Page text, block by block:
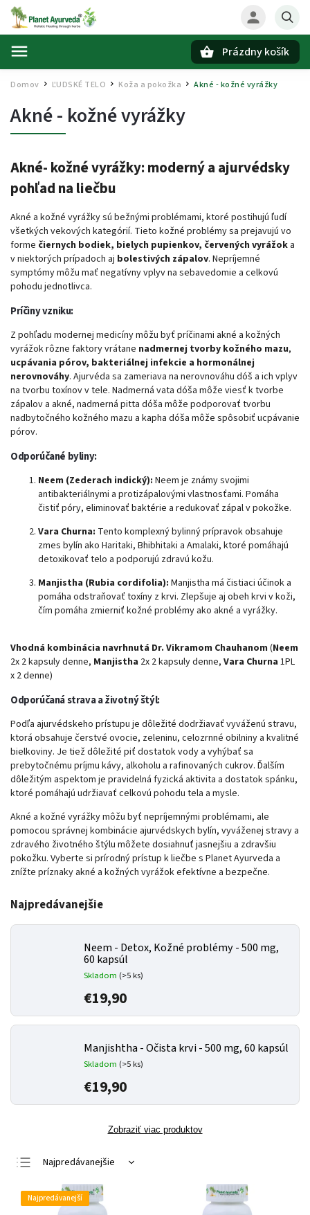
Prázdny košík
Domov ĽUDSKÉ TELO / Koža a pokožka / Akné - kožné vyrážky
Akné - kožné vyrážky
Akné- kožné vyrážky: moderný a ajurvédsky
pohľad na liečbu
Akné a kožné vyrážky sú bežnými problémami, ktoré postihujú ľudí
všetkých vekových kategórií. Tieto kožné problémy sa prejavujú vo
forme čiernych bodiek, bielych pupienkov, červených vyrážok a
v niektorých prípadoch aj bolestivých zápalov. Nepríjemné
symptómy môžu mať negatívny vplyv na sebavedomie a celkovú
pohodu jednotlivca.
Príčiny vzniku:
Z pohľadu modernej medicíny môžu byť príčinami akné a kožných
vyrážok rôzne faktory vrátane nadmernej tvorby kožného mazu,
ucpávania pórov, bakteriálnej infekcie a hormonálnej
nerovnováhy. Ajurvéda sa zameriava na nerovnováhu dóš a ich vplyv
na tvorbu toxínov v tele. Nadmerná vata dóša môže viesť k tvorbe
zápalov a akné, nadmerná pitta dóša môže podporovať tvorbu
nadbytočného kožného mazu a kapha dóša môže spôsobiť ucpávanie
pórov.
Odporúčané byliny:
Neem (Zederach indický): Neem je známy svojimi
antibakteriálnymi a protizápalovými vlastnosťami. Pomáha
čistiť póry, eliminovať baktérie a redukovať zápal v pokožke.
Vara Churna: Tento komplexný bylinný prípravok obsahuje
zmes bylín ako Haritaki, Bhibhitaki a Amalaki, ktoré pomáhajú
detoxikovať telo a podporujú zdravú kožu.
Manjistha (Rubia cordifolia): Manjistha má čistiaci účinok a
pomáha odstraňovať toxíny z krvi. Zlepšuje aj obeh krvi v koži,
čím pomáha zmierniť kožné problémy ako akné a vyrážky.
Vhodná kombinácia navrhnutá Dr. Vikramom Chauhanom (Neem
2x 2 kapsuly denne, Manjistha 2x 2 kapsuly denne, Vara Churna 1PL
x 2 denne)
Odporúčaná strava a životný štýl:
Podľa ajurvédskeho prístupu je dôležité dodržiavať vyváženú stravu,
ktorá obsahuje čerstvé ovocie, zeleninu, celozrnné obilniny a kvalitné
bielkoviny. Je tiež dôležité piť dostatok vody a vyhýbať sa
prebytočnému príjmu kávy, alkoholu a rafinovaných cukrov. Ďalším
dôležitým aspektom je pravidelná fyzická aktivita a dostatok spánku,
ktoré pomáhajú udržiavať celkovú pohodu tela a mysle.
Akné a kožné vyrážky môžu byť nepríjemnými problémami, ale
pomocou správnej kombinácie ajurvédskych bylín, vyváženej stravy a
zdravého životného štýlu môžete dosiahnuť jasnejšiu a zdravšiu
pokožku. Vyberte si prírodný prístup k liečbe s Planet Ayurveda a
znížte príznaky akné a kožných vyrážok efektívne a bezpečne.
Najpredávanejšie
Neem - Detox, Kožné problémy - 500 mg,
60 kapsúl
Skladom (>5 ks)
€19,90
Manjishtha - Očista krvi - 500 mg, 60 kapsúl
Skladom (>5 ks)
€19,90
Zobraziť viac produktov
Najpredávanejšie
Najlacnejšie
Najdrahšie
Najpredávanejší